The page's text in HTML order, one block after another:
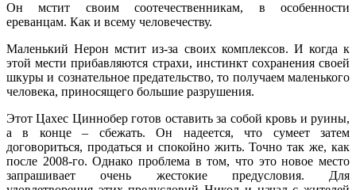
Он мстит своим соотечественникам, в особенности
ереванцам. Как и всему человечеству.
Маленький Нерон мстит из-за своих комплексов. И когда к
этой мести прибавляются страхи, инстинкт сохранения своей
шкуры и сознательное предательство, то получаем маленького
человека, приносящего большие разрушения.
Этот Цахес Циннобер готов оставить за собой кровь и руины,
а в конце – сбежать. Он надеется, что сумеет затем
договориться, продаться и спокойно жить. Точно так же, как
после 2008-го. Однако проблема в том, что это новое место
запрашивает очень жестокие предусловия. Для